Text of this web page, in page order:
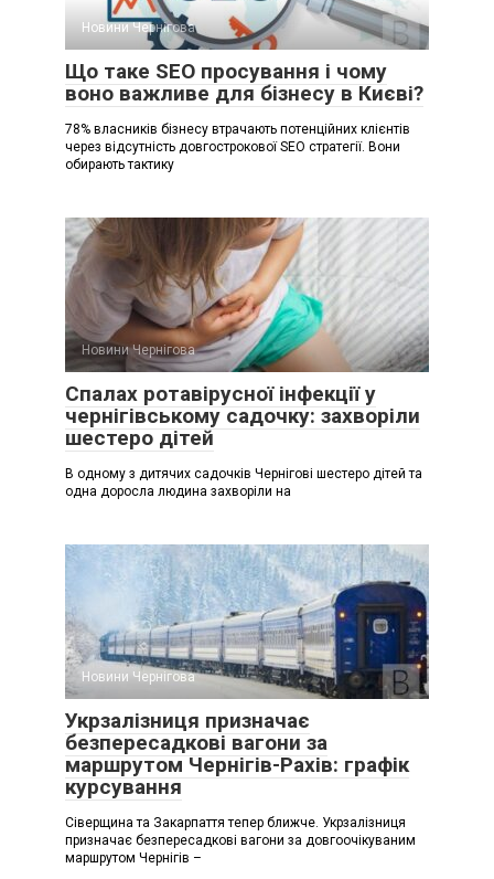
Новини Чернігова
Що таке SEO просування і чому
воно важливе для бізнесу в Києві?
78% власників бізнесу втрачають потенційних клієнтів
через відсутність довгострокової SEO стратегії. Вони
обирають тактику
Новини Чернігова
Спалах ротавірусної інфекції у
чернігівському садочку: захворіли
шестеро дітей
В одному з дитячих садочків Чернігові шестеро дітей та
одна доросла людина захворіли на
Новини Чернігова
Укрзалізниця призначає
безпересадкові вагони за
маршрутом Чернігів-Рахів: графік
курсування
Сіверщина та Закарпаття тепер ближче. Укрзалізниця
призначає безпересадкові вагони за довгоочікуваним
маршрутом Чернігів –